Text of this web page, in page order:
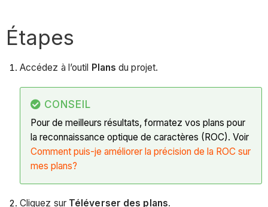
Étapes
Accédez à l’outil Plans du projet.
CONSEIL
Pour de meilleurs résultats, formatez vos plans pour
la reconnaissance optique de caractères (ROC). Voir
Comment puis-je améliorer la précision de la ROC sur
mes plans?
Cliquez sur Téléverser des plans.